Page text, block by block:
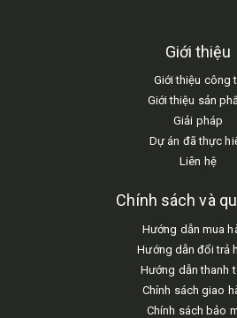
Giới thiệu
Giới thiệu công
Giới thiệu sản
Giải pháp
Dự án đã thực
Liên hệ
Chính sách và
Hướng dẫn mua
Hướng dẫn đổi trả
Hướng dẫn thanh
Chính sách giao
Chính sách bảo